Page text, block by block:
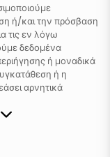
ή/και την πρόσβαση
τις εν λόγω
δεδομένα
ή μοναδικά
ή η
αρνητικά